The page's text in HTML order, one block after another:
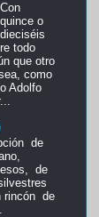
Con
quince o
dieciséis
todo
que otro
como
Adolfo
de
de
rincón de